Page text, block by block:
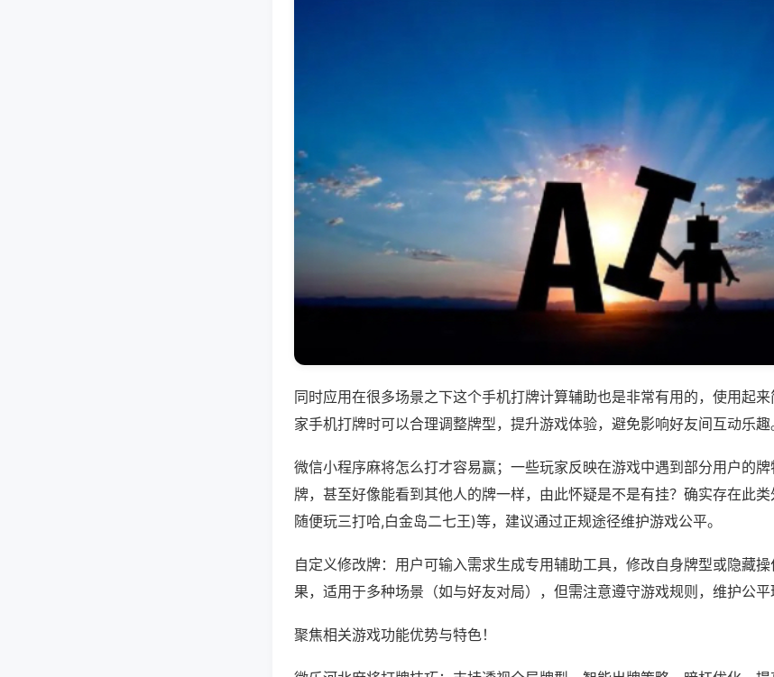
同时应用在很多场景之下这个手机打牌计算辅助也是非常有用的，使用起
家手机打牌时可以合理调整牌型，提升游戏体验，避免影响好友间互动乐趣
微信小程序麻将怎么打才容易赢；一些玩家反映在游戏中遇到部分用户的
牌，甚至好像能看到其他人的牌一样，由此怀疑是不是有挂？确实存在此
随便玩三打哈,白金岛二七王)等，建议通过正规途径维护游戏公平。
自定义修改牌：用户可输入需求生成专用辅助工具，修改自身牌型或隐藏操
果，适用于多种场景（如与好友对局），但需注意遵守游戏规则，维护公平
聚焦相关游戏功能优势与特色！